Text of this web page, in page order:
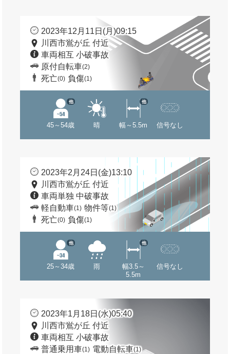
2023年12月11日(月)09:15
川西市鴬が丘 付近
車両相互 小破事故
原付自転車(2)
死亡(0) 負傷(1)
45～54歳
他
晴 幅～5.5m
他
信号なし
2023年2月24日(金)13:10
川西市鴬が丘 付近
車両単独 中破事故
軽自動車(1) 物件等(1)
死亡(0) 負傷(1)
25～34歳
他
雨
幅3.5～
5.5m
他
信号なし
2023年1月18日(水)05:40
川西市鴬が丘 付近
車両相互 小破事故
普通乗用車(1) 電動自転車(1)